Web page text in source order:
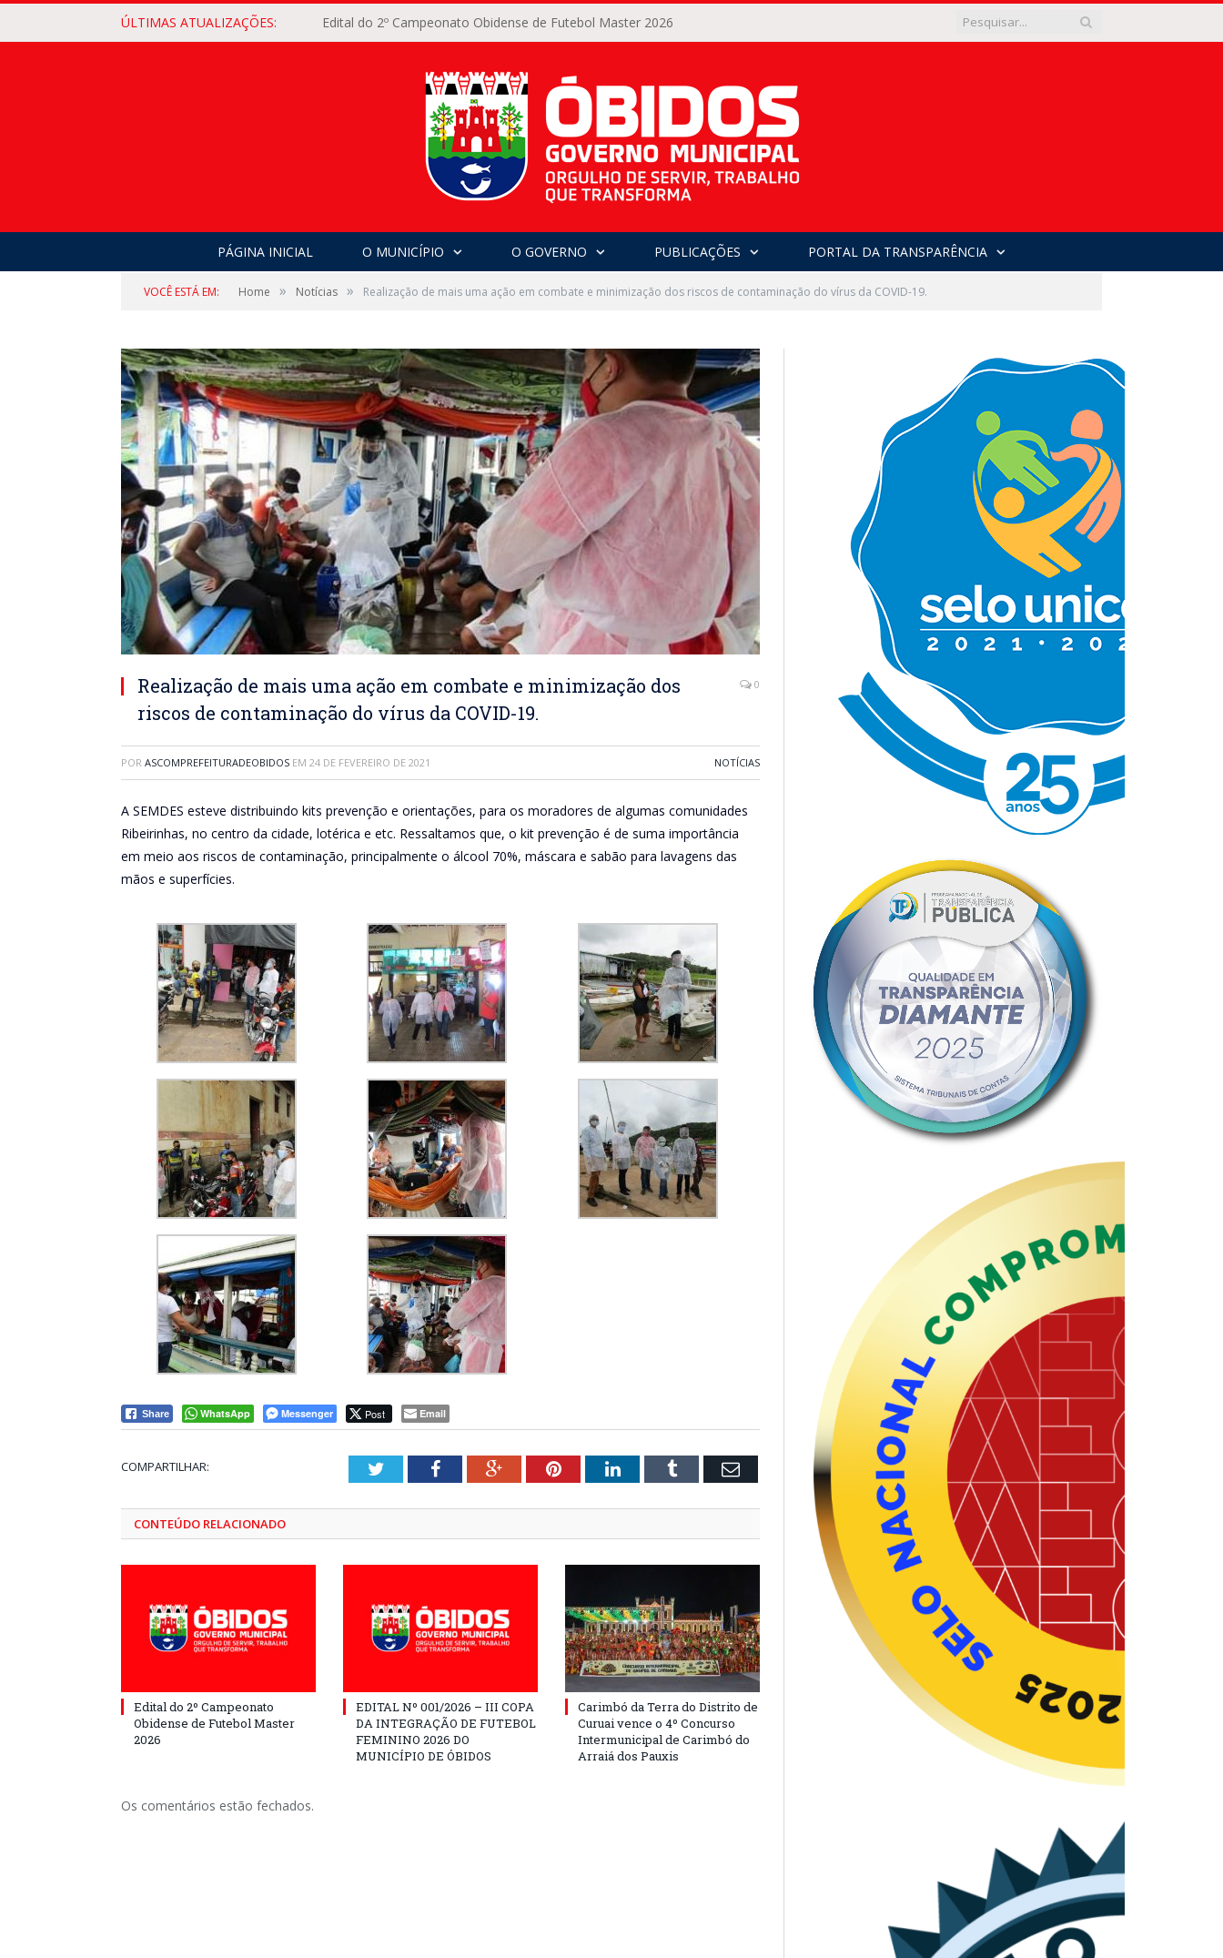
ÚLTIMAS ATUALIZAÇÕES: Edital do 2º Campeonato Obidense de Futebol Master 2026
PÁGINA INICIAL O MUNICÍPIO O GOVERNO PUBLICAÇÕES PORTAL DA TRANSPARÊNCIA
VOCÊ ESTÁ EM: Home » Notícias » Realização de mais uma ação em combate e minimização dos riscos de contaminação do vírus da COVID-19.
Realização de mais uma ação em combate e minimização dos
riscos de contaminação do vírus da COVID-19.
0
POR ASCOMPREFEITURADEOBIDOS EM 24 DE FEVEREIRO DE 2021 NOTÍCIAS
A SEMDES esteve distribuindo kits prevenção e orientações, para os moradores de algumas comunidades
Ribeirinhas, no centro da cidade, lotérica e etc. Ressaltamos que, o kit prevenção é de suma importância
em meio aos riscos de contaminação, principalmente o álcool 70%, máscara e sabão para lavagens das
mãos e superfícies.
Share WhatsApp Messenger Post Email
COMPARTILHAR: TwitterFacebookGoogle+PinterestLinkedInTumblr Email
CONTEÚDO RELACIONADO
Edital do 2º Campeonato
Obidense de Futebol Master
2026
EDITAL Nº 001/2026 – III COPA
DA INTEGRAÇÃO DE FUTEBOL
FEMININO 2026 DO
MUNICÍPIO DE ÓBIDOS
Carimbó da Terra do Distrito de
Curuai vence o 4º Concurso
Intermunicipal de Carimbó do
Arraiá dos Pauxis
Os comentários estão fechados.